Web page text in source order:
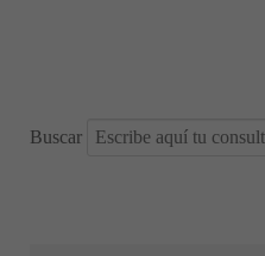
Buscar